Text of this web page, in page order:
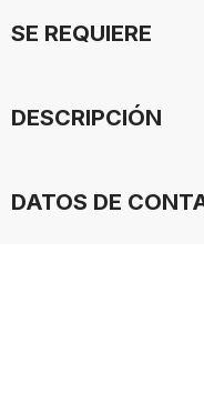
SE REQUIERE
DESCRIPCIÓN
DATOS DE